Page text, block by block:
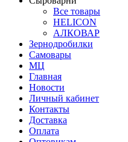
Все товары
HELICON
АЛКОВАР
Зернодробилки
Самовары
МЦ
Главная
Новости
Личный кабинет
Контакты
Доставка
Оплата